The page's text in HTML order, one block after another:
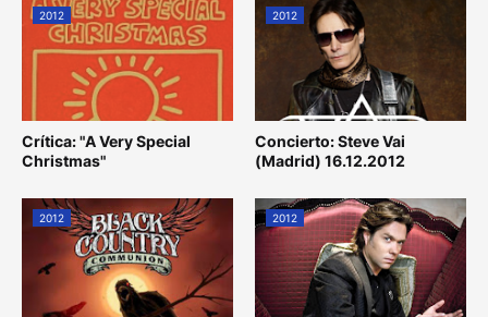
2012
Crítica: "A Very Special
Christmas"
2012
Concierto: Steve Vai
(Madrid) 16.12.2012
2012 2012